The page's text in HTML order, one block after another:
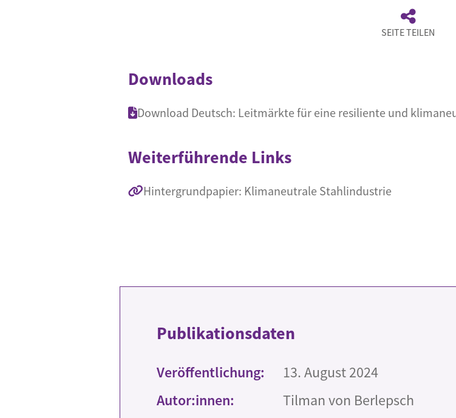
SEITE TEILEN
Downloads
Download Deutsch: Leitmärkte für eine resiliente und
Weiterführende Links
Hintergrundpapier: Klimaneutrale Stahlindustrie
Publikationsdaten
Veröffentlichung:
13. August 2024
Autor:innen:
Tilman von Berlepsch